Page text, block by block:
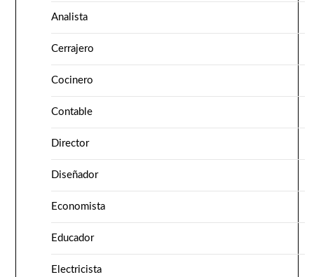
Analista
Cerrajero
Cocinero
Contable
Director
Diseñador
Economista
Educador
Electricista